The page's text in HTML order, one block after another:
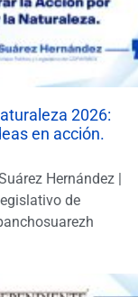
2026:
en acción.
Hernández |
de